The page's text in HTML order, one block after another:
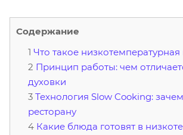
Содержание
Что такое низкотемпературная
Принцип работы: чем
духовки
Технология Slow Cooking:
ресторану
Какие блюда готовят в